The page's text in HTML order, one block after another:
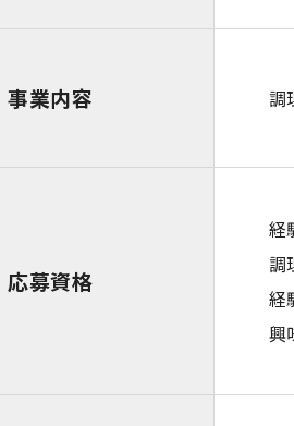
事業内容 調
応募資格
経
調
経
興